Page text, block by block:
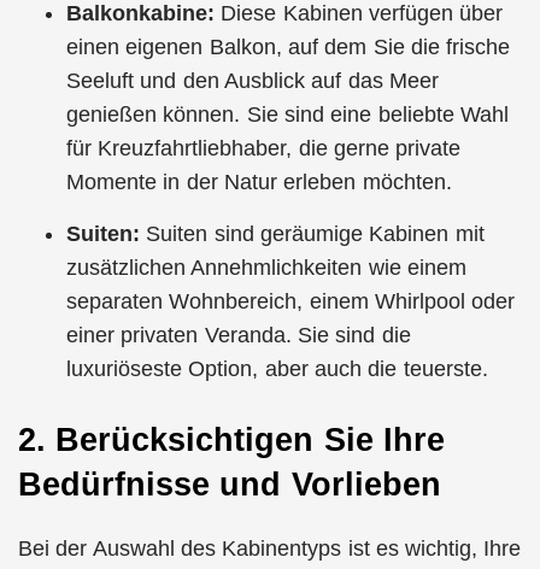
Balkonkabine: Diese Kabinen verfügen über
einen eigenen Balkon, auf dem Sie die frische
Seeluft und den Ausblick auf das Meer
genießen können. Sie sind eine beliebte Wahl
für Kreuzfahrtliebhaber, die gerne private
Momente in der Natur erleben möchten.
Suiten: Suiten sind geräumige Kabinen mit
zusätzlichen Annehmlichkeiten wie einem
separaten Wohnbereich, einem Whirlpool oder
einer privaten Veranda. Sie sind die
luxuriöseste Option, aber auch die teuerste.
2. Berücksichtigen Sie Ihre
Bedürfnisse und Vorlieben
Bei der Auswahl des Kabinentyps ist es wichtig, Ihre